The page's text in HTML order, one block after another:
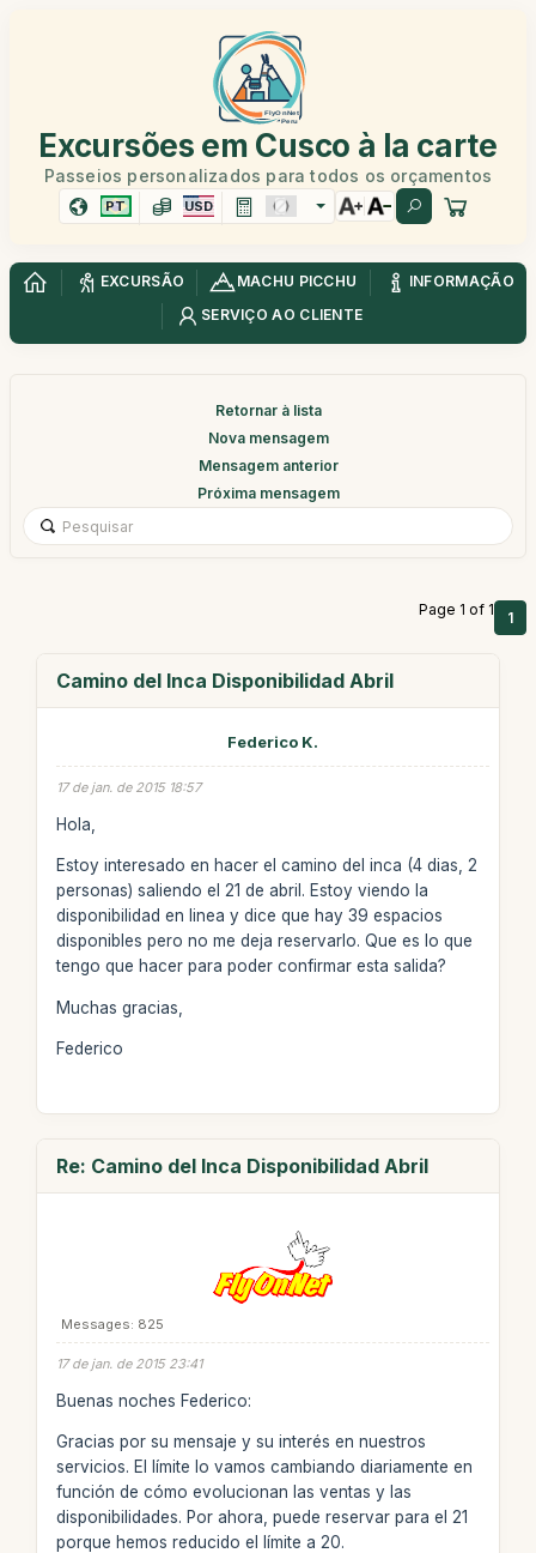
Excursões em Cusco à la carte
Passeios personalizados para todos os orçamentos
PT USD
EXCURSÃO MACHU PICCHU
INFORMAÇÃO
SERVIÇO AO CLIENTE
Retornar à lista
Nova mensagem
Mensagem anterior
Próxima mensagem
Page 1 of 1 1
Camino del Inca Disponibilidad Abril
Federico K.
17 de jan. de 2015 18:57
Hola,
Estoy interesado en hacer el camino del inca (4 dias, 2
personas) saliendo el 21 de abril. Estoy viendo la
disponibilidad en linea y dice que hay 39 espacios
disponibles pero no me deja reservarlo. Que es lo que
tengo que hacer para poder confirmar esta salida?
Muchas gracias,
Federico
Re: Camino del Inca Disponibilidad Abril
Messages: 825
17 de jan. de 2015 23:41
Buenas noches Federico:
Gracias por su mensaje y su interés en nuestros
servicios. El límite lo vamos cambiando diariamente en
función de cómo evolucionan las ventas y las
disponibilidades. Por ahora, puede reservar para el 21
porque hemos reducido el límite a 20.